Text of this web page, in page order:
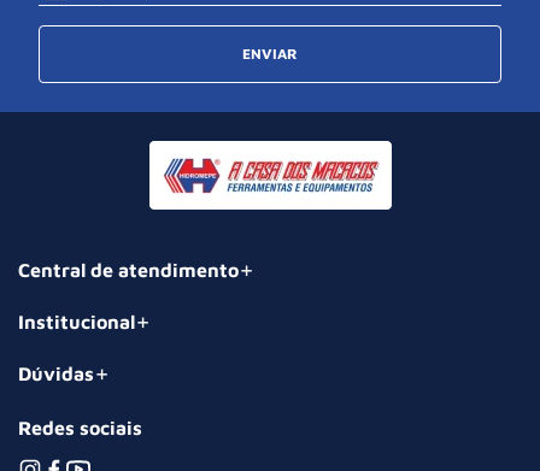
ENVIAR
Central de atendimento
Institucional
Dúvidas
Redes sociais